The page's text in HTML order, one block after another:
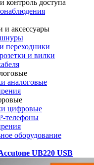
контроль доступа
и аксессуары
переходники
и вилки
аналоговые
цифровые
телефоны
оборудование
UB220 USB